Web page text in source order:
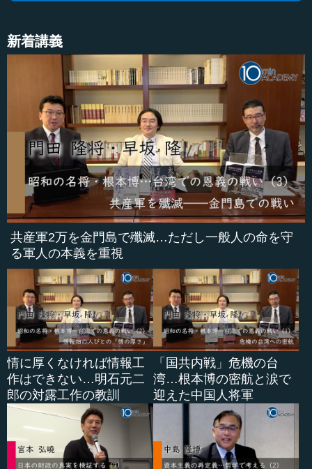
新着講義
共産軍2万を金門島で殲滅…ただし一般人の命を守
る軍人の本義を重視
情に厚くなければ情報工
作はできない…明石元二
郎の対露工作の教訓
「国共内戦」危機の台
湾…根本博の密航と涙で
迎えた中国人将軍